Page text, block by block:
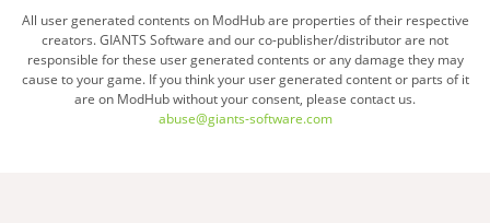
on
page
All user generated contents on ModHub are properties of their respective
creators. GIANTS Software and our co-publisher/distributor are not
responsible for these user generated contents or any damage they may
cause to your game. If you think your user generated content or parts of it
are on ModHub without your consent, please contact us.
abuse@giants-software.com